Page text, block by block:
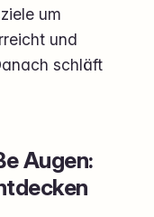
um
und
schläft
Augen: